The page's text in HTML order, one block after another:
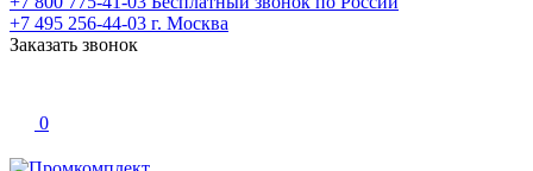
+7 495 256-44-03 г. Москва
Заказать звонок
0